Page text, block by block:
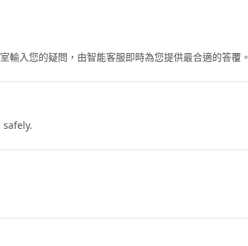
輸入您的疑問，由智能客服即時為您提供最合適的答覆。